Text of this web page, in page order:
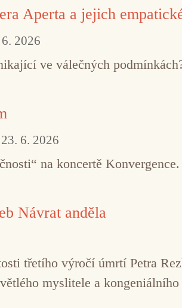
Aperta a jejich
2026
ve válečných
23. 6. 2026
na koncertě Konvergence.
Návrat anděla
třetího výročí úmrtí Petra
myslitele a kongeniálního